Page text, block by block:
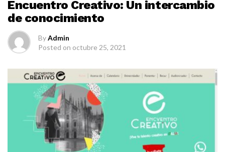
Encuentro Creativo: Un intercambio
de conocimiento
ByAdmin
Posted on octubre 25, 2021